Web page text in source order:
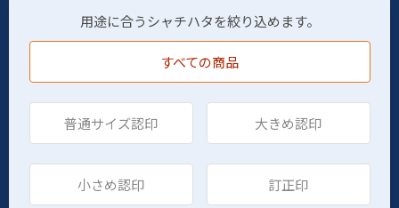
用途に合うシャチハタを絞り込めます。
すべての商品
普通サイズ認印 大きめ認印
小さめ認印 訂正印